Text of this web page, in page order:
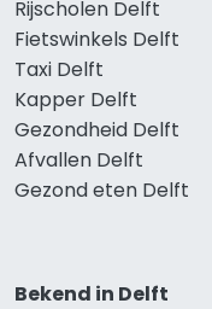
Rijscholen Delft
Fietswinkels Delft
Taxi Delft
Kapper Delft
Gezondheid Delft
Afvallen Delft
Gezond eten Delft
Bekend in Delft